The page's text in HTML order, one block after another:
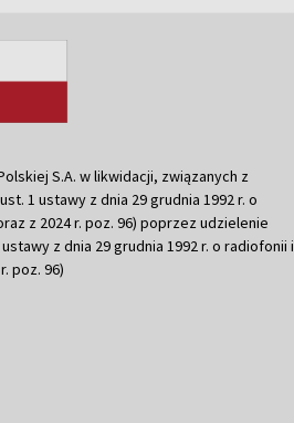
S.A. w likwidacji, związanych z
1 ustawy z dnia 29 grudnia 1992 r. o
z 2024 r. poz. 96) poprzez udzielenie
z dnia 29 grudnia 1992 r. o radiofonii i
poz. 96)